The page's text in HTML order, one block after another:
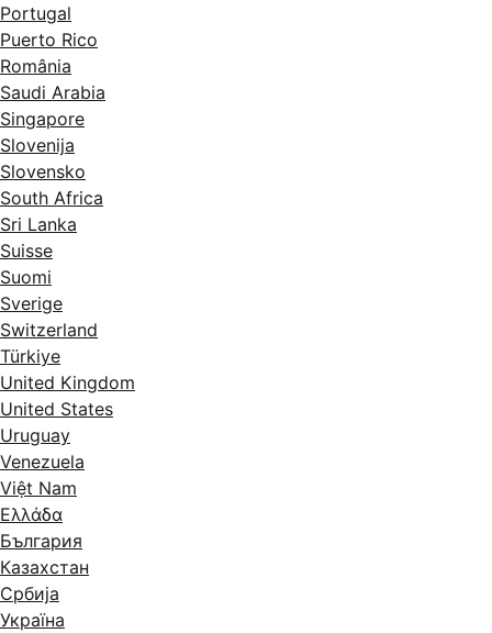
Portugal
Puerto Rico
România
Saudi Arabia
Singapore
Slovenija
Slovensko
South Africa
Sri Lanka
Suisse
Suomi
Sverige
Switzerland
Türkiye
United Kingdom
United States
Uruguay
Venezuela
Việt Nam
Ελλάδα
България
Казахстан
Србија
Україна